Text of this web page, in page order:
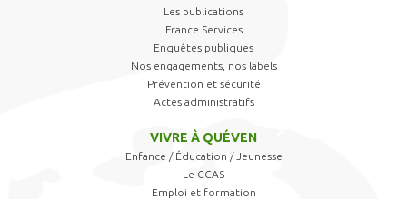
Les publications
France Services
Enquêtes publiques
Nos engagements, nos labels
Prévention et sécurité
Actes administratifs
VIVRE À QUÉVEN
Enfance / Éducation / Jeunesse
Le CCAS
Emploi et formation